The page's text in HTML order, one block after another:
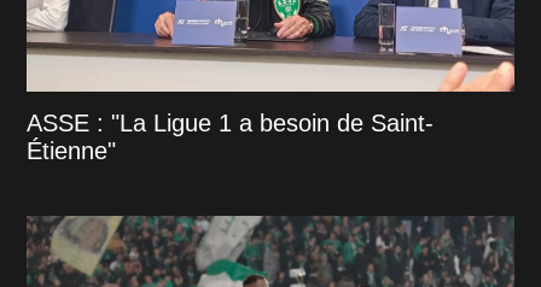
ASSE : "La Ligue 1 a besoin de Saint-
Étienne"